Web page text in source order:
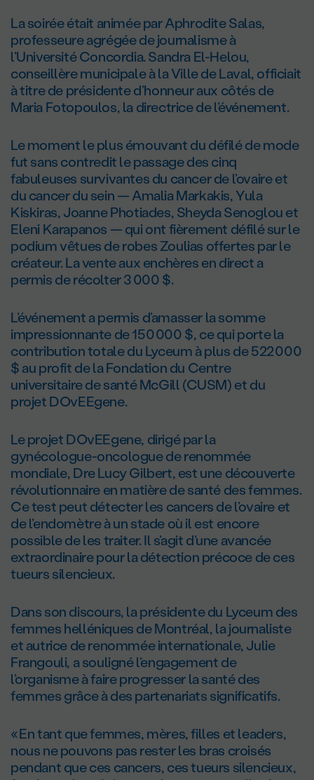
La soirée était animée par Aphrodite Salas,
professeure agrégée de journalisme à
l’Université Concordia. Sandra El-Helou,
conseillère municipale à la Ville de Laval, officiait
à titre de présidente d’honneur aux côtés de
Maria Fotopoulos, la directrice de l’événement.
Le moment le plus émouvant du défilé de mode
fut sans contredit le passage des cinq
fabuleuses survivantes du cancer de l’ovaire et
du cancer du sein — Amalia Markakis, Yula
Kiskiras, Joanne Photiades, Sheyda Senoglou et
Eleni Karapanos — qui ont fièrement défilé sur le
podium vêtues de robes Zoulias offertes par le
créateur. La vente aux enchères en direct a
permis de récolter 3 000 $.
L’événement a permis d’amasser la somme
impressionnante de 150 000 $, ce qui porte la
contribution totale du Lyceum à plus de 522 000
$ au profit de la Fondation du Centre
universitaire de santé McGill (CUSM) et du
projet DOvEEgene.
Le projet DOvEEgene, dirigé par la
gynécologue-oncologue de renommée
mondiale, Dre Lucy Gilbert, est une découverte
révolutionnaire en matière de santé des femmes.
Ce test peut détecter les cancers de l’ovaire et
de l’endomètre à un stade où il est encore
possible de les traiter. Il s’agit d’une avancée
extraordinaire pour la détection précoce de ces
tueurs silencieux.
Dans son discours, la présidente du Lyceum des
femmes helléniques de Montréal, la journaliste
et autrice de renommée internationale, Julie
Frangouli, a souligné l’engagement de
l’organisme à faire progresser la santé des
femmes grâce à des partenariats significatifs.
« En tant que femmes, mères, filles et leaders,
nous ne pouvons pas rester les bras croisés
pendant que ces cancers, ces tueurs silencieux,